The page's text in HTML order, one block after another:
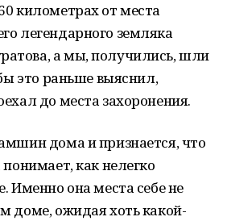
километрах от места
легендарного земляка
а мы, получились, шли
это раньше выяснил,
до места захоронения.
дома и признается, что
как нелегко
Именно она места себе не
доме, ожидая хоть какой-